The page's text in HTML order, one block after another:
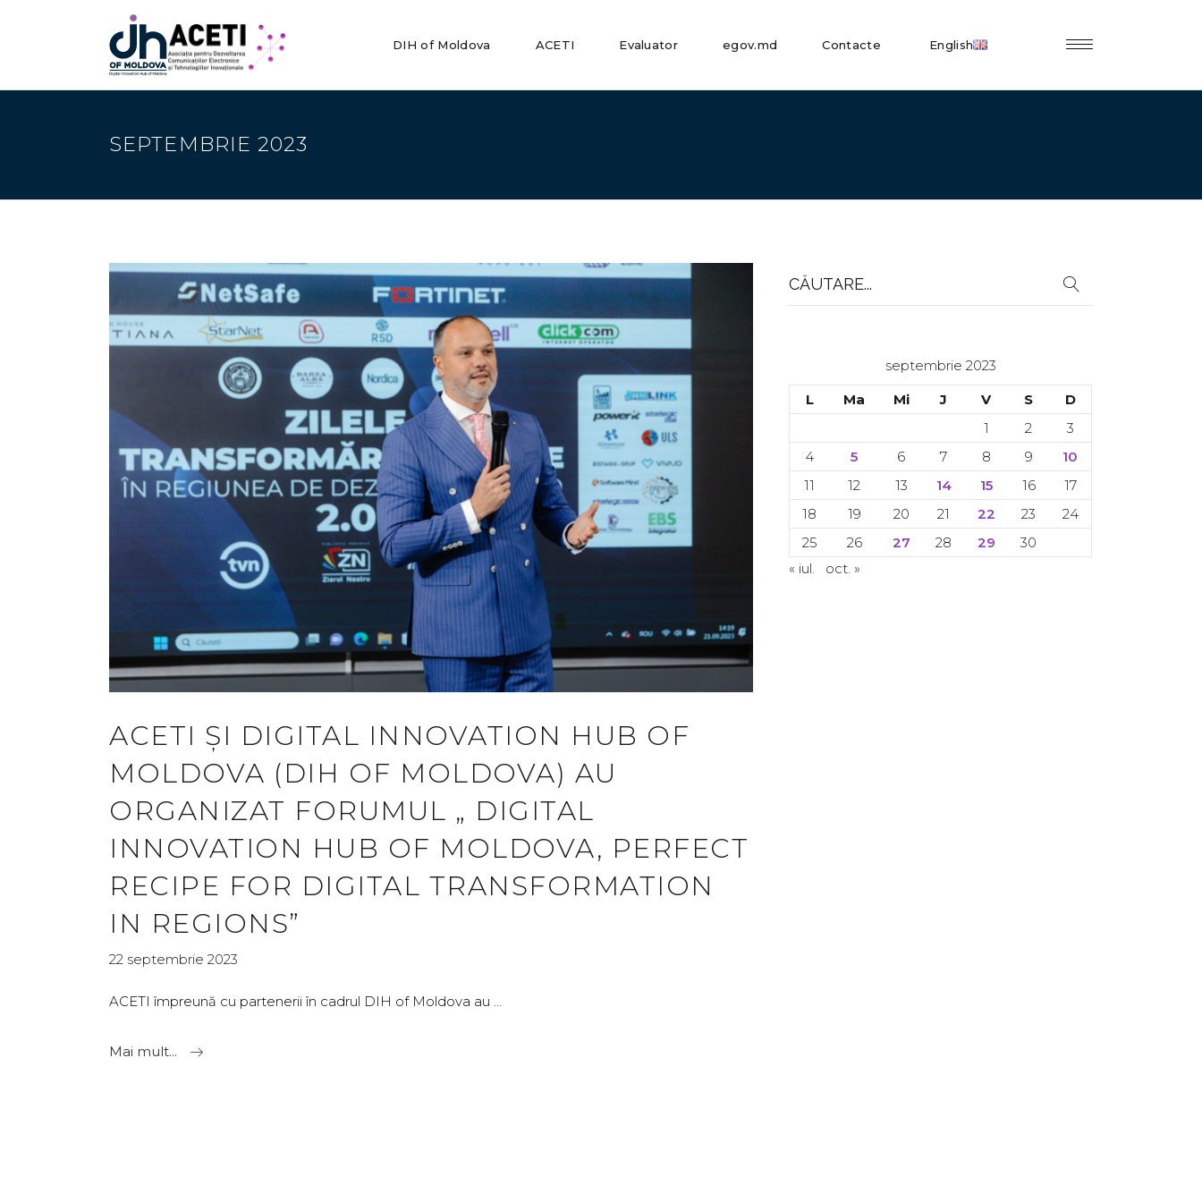
DIH of Moldova ACETI Evaluator egov.md Contacte English
SEPTEMBRIE 2023
ACETI ȘI DIGITAL INNOVATION HUB OF
MOLDOVA (DIH OF MOLDOVA) AU
ORGANIZAT FORUMUL „ DIGITAL
INNOVATION HUB OF MOLDOVA, PERFECT
RECIPE FOR DIGITAL TRANSFORMATION
IN REGIONS”
22 septembrie 2023
ACETI împreună cu partenerii în cadrul DIH of Moldova au
Mai mult...
Search
for:
septembrie 2023
L
Ma Mi J V S
D
1
2
3
4
5 6 7 8 9
10
11
12 13 14 15 16
17
18
19 20 21 22 23
24
25
26 27 28 29
30
« iul.
oct. »